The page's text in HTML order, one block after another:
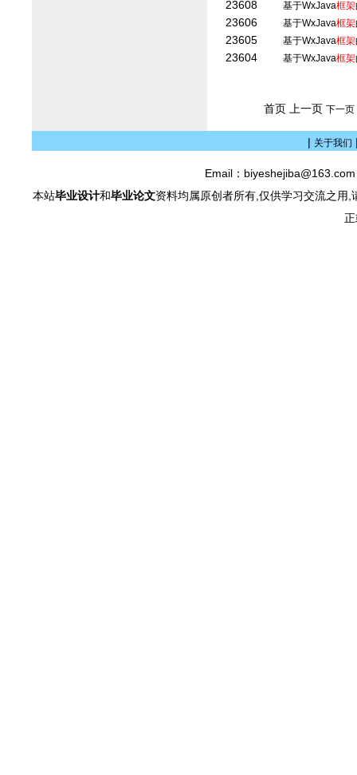
23608 基于WxJava框架
23606 基于WxJava框架
23605 基于WxJava框架
23604 基于WxJava框架
首页 上一页 下一页
| 关于我们
Email：
本站毕业设计和毕业论文资料均属原创者所有,仅供学习交流之用